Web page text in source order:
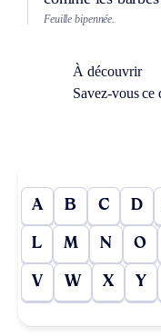
Feuille bipennée.
À découvrir
Savez-vous
A B C D
L M N O
V W X Y